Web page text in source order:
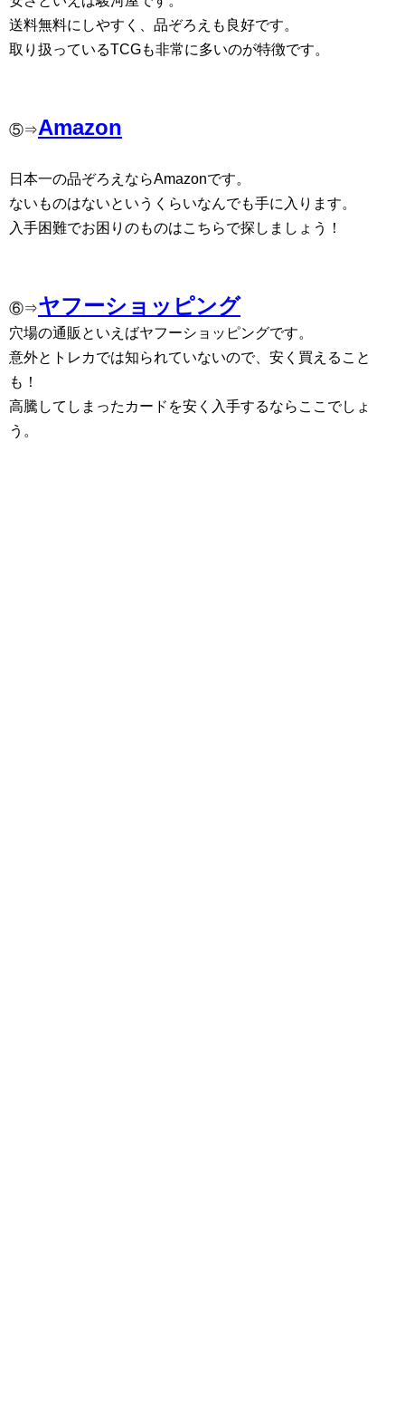
送料無料にしやすく、品ぞろえも良好です。
取り扱っているTCGも非常に多いのが特徴です。
⑤⇒Amazon
日本一の品ぞろえならAmazonです。
ないものはないというくらいなんでも手に入ります。
入手困難でお困りのものはこちらで探しましょう！
⑥⇒ヤフーショッピング
穴場の通販といえばヤフーショッピングです。
意外とトレカでは知られていないので、安く買えること
も！
高騰してしまったカードを安く入手するならここでしょ
う。